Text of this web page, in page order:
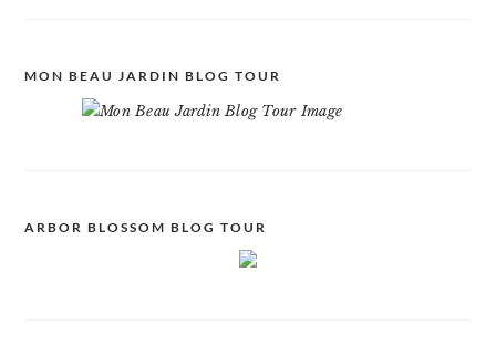
MON BEAU JARDIN BLOG TOUR
ARBOR BLOSSOM BLOG TOUR